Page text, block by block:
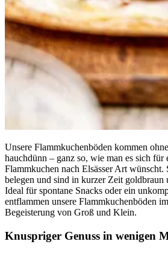
Unsere Flammkuchenböden kommen
hauchdünn – ganz so, wie man es sich für
Flammkuchen nach Elsässer Art wünscht.
belegen und sind in kurzer Zeit goldbraun
Ideal für spontane Snacks oder ein
entflammen unsere Flammkuchenböden
Begeisterung von Groß und Klein.
Knuspriger Genuss in wenigen